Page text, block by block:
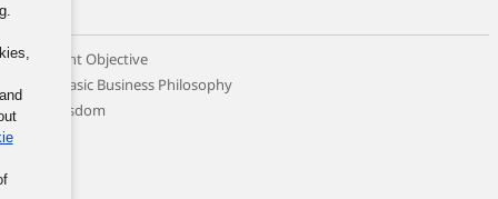
Objective
the Basic Business Philosophy
Wisdom